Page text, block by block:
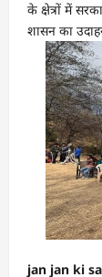
के क्षेत्रों में
शासन का
jan jan ki